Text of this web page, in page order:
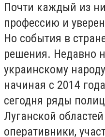
Почти каждый из
профессию и
Но события в
решения. Недавно
украинскому
начиная с 2014
сегодня ряды
Луганской
оперативники,